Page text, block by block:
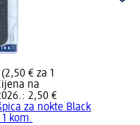
€ za 1
na
2,50 €
za nokte Black
kom.